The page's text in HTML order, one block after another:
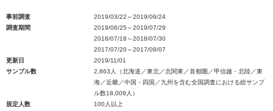
事前調査
2019/03/22～2019/06/24
調査期間
2019/06/25～2019/07/29
2018/07/18～2018/07/30
2017/07/20～2017/08/07
更新日
2019/11/01
サンプル数
2,863人（北海道／東北／北関東／首都圏／甲信越・北陸／東
海／近畿／中国・四国／九州を含む全国調査における総サンプ
ル数18,009人）
規定人数
100人以上